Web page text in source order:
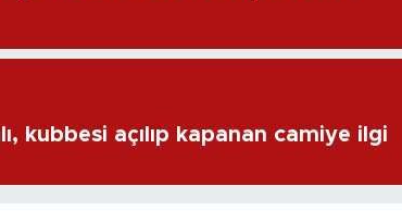
kubbesi açılıp kapanan camiye ilgi